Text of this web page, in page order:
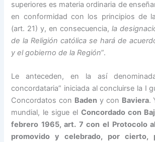
superiores es materia ordinaria de
en conformidad con los principios de
(art. 21) y, en consecuencia, la
de la Religión católica se hará de
y el gobierno de la Región”.
Le anteceden, en la así
concordataria” iniciada al concluirse la I
Concordatos con Baden y con Baviera.
mundial, le sigue elConcordado con
febrero 1965, art. 7 con el Protocolo
promovido y celebrado, por cierto,